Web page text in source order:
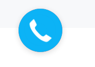
Закажите
звонок